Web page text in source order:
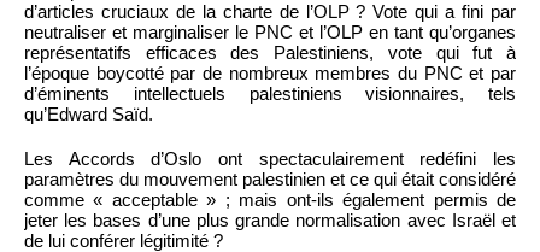
d’articles cruciaux de la charte de l’OLP ? Vote qui a fini par
neutraliser et marginaliser le PNC et l’OLP en tant qu’organes
représentatifs efficaces des Palestiniens, vote qui fut à
l’époque boycotté par de nombreux membres du PNC et par
d’éminents intellectuels palestiniens visionnaires, tels
qu’Edward Saïd.
Les Accords d’Oslo ont spectaculairement redéfini les
paramètres du mouvement palestinien et ce qui était considéré
comme « acceptable » ; mais ont-ils également permis de
jeter les bases d’une plus grande normalisation avec Israël et
de lui conférer légitimité ?